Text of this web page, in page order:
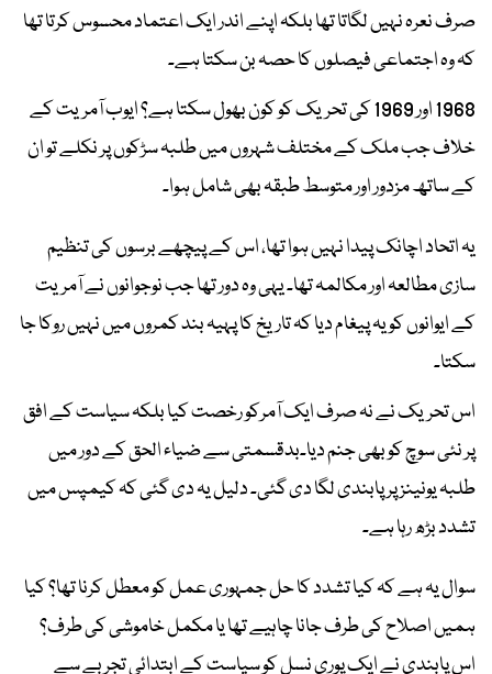
صرف نعرہ نہیں لگاتا تھا بلکہ اپنے اندر ایک اعتماد محسوس کرتا تھا
کہ وہ اجتماعی فیصلوں کا حصہ بن سکتا ہے۔
1968 اور 1969 کی تحریک کو کون بھول سکتا ہے؟ ایوب آمریت کے
خلاف جب ملک کے مختلف شہروں میں طلبہ سڑکوں پر نکلے تو ان
کے ساتھ مزدور اور متوسط طبقہ بھی شامل ہوا۔
یہ اتحاد اچانک پیدا نہیں ہوا تھا، اس کے پیچھے برسوں کی تنظیم
سازی مطالعہ اور مکالمہ تھا۔ یہی وہ دور تھا جب نوجوانوں نے آمریت
کے ایوانوں کو یہ پیغام دیا کہ تاریخ کا پہیہ بند کمروں میں نہیں روکا جا
سکتا۔
اس تحریک نے نہ صرف ایک آمرکو رخصت کیا بلکہ سیاست کے افق
پر نئی سوچ کو بھی جنم دیا۔بدقسمتی سے ضیاء الحق کے دور میں
طلبہ یونینز پر پابندی لگا دی گئی۔ دلیل یہ دی گئی کہ کیمپس میں
تشدد بڑھ رہا ہے۔
سوال یہ ہے کہ کیا تشدد کا حل جمہوری عمل کو معطل کرنا تھا؟ کیا
ہمیں اصلاح کی طرف جانا چاہیے تھا یا مکمل خاموشی کی طرف؟
اس پابندی نے ایک پوری نسل کو سیاست کے ابتدائی تجربے سے